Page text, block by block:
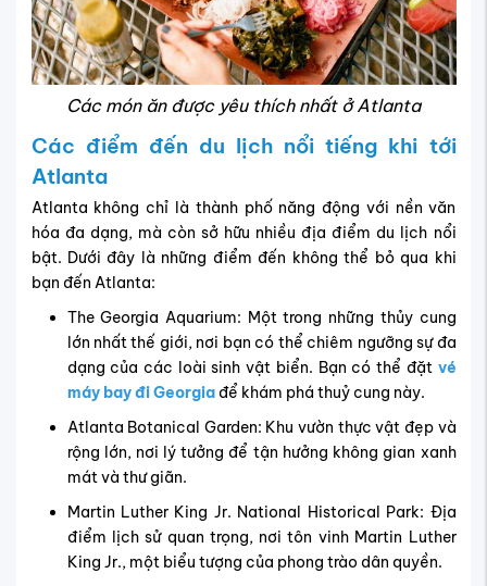
Các món ăn được yêu thích nhất ở Atlanta
Các điểm đến du lịch nổi tiếng khi tới
Atlanta
Atlanta không chỉ là thành phố năng động với nền văn
hóa đa dạng, mà còn sở hữu nhiều địa điểm du lịch nổi
bật. Dưới đây là những điểm đến không thể bỏ qua khi
bạn đến Atlanta:
The Georgia Aquarium: Một trong những thủy cung
lớn nhất thế giới, nơi bạn có thể chiêm ngưỡng sự đa
dạng của các loài sinh vật biển. Bạn có thể đặt vé
máy bay đi Georgiađể khám phá thuỷ cung này.
Atlanta Botanical Garden: Khu vườn thực vật đẹp và
rộng lớn, nơi lý tưởng để tận hưởng không gian xanh
mát và thư giãn.
Martin Luther King Jr. National Historical Park: Địa
điểm lịch sử quan trọng, nơi tôn vinh Martin Luther
King Jr., một biểu tượng của phong trào dân quyền.